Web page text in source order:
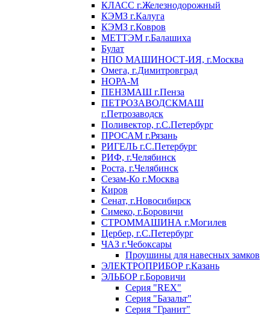
КЛАСС г.Железнодорожный
КЭМЗ г.Калуга
КЭМЗ г.Ковров
МЕТТЭМ г.Балашиха
Булат
НПО МАШИНОСТ-ИЯ, г.Москва
Омега, г.Димитровград
НОРА-М
ПЕНЗМАШ г.Пенза
ПЕТРОЗАВОДСКМАШ
г.Петрозаводск
Поливектор, г.С.Петербург
ПРОСАМ г.Рязань
РИГЕЛЬ г.С.Петербург
РИФ, г.Челябинск
Роста, г.Челябинск
Сезам-Ко г.Москва
Киров
Сенат, г.Новосибирск
Симеко, г.Боровичи
СТРОММАШИНА г.Могилев
Цербер, г.С.Петербург
ЧАЗ г.Чебоксары
Проушины для навесных замков
ЭЛЕКТРОПРИБОР г.Казань
ЭЛЬБОР г.Боровичи
Серия "REX"
Серия "Базальт"
Серия "Гранит"